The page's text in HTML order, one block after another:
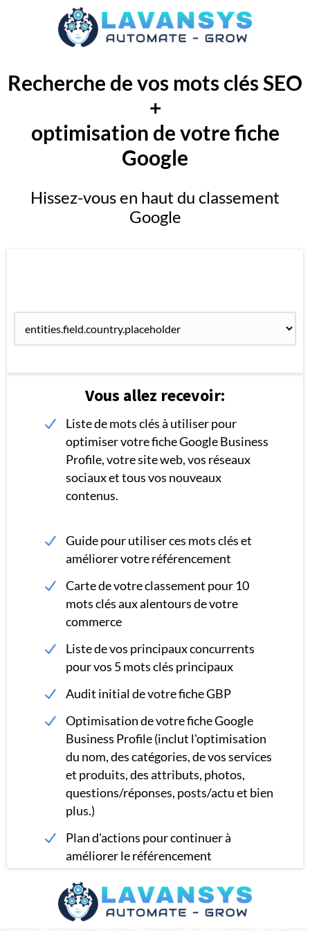
Recherche de vos mots clés SEO
+
optimisation de votre fiche
Google
Hissez-vous en haut du classement
Google
Vous allez recevoir:
Liste de mots clés à utiliser pour
optimiser votre fiche Google Business
Profile, votre site web, vos réseaux
sociaux et tous vos nouveaux
contenus.
Guide pour utiliser ces mots clés et
améliorer votre référencement
Carte de votre classement pour 10
mots clés aux alentours de votre
commerce
Liste de vos principaux concurrents
pour vos 5 mots clés principaux
Audit initial de votre fiche GBP
Optimisation de votre fiche Google
Business Profile (inclut l'optimisation
du nom, des catégories, de vos services
et produits, des attributs, photos,
questions/réponses, posts/actu et bien
plus.)
Plan d'actions pour continuer à
améliorer le référencement